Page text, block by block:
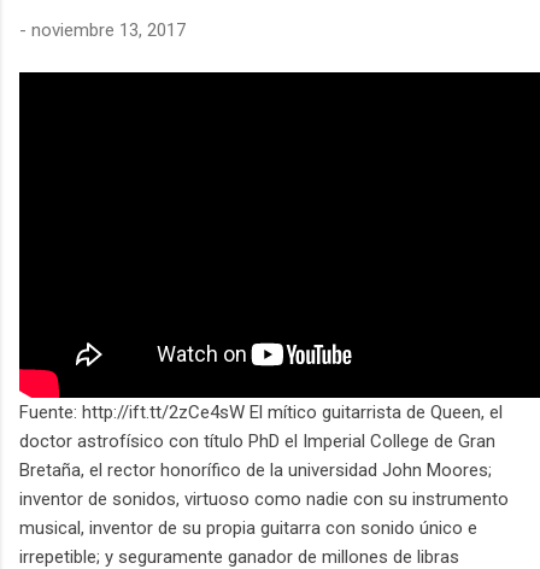
- noviembre 13, 2017
Fuente: http://ift.tt/2zCe4sW El mítico guitarrista de Queen, el
doctor astrofísico con título PhD el Imperial College de Gran
Bretaña, el rector honorífico de la universidad John Moores;
inventor de sonidos, virtuoso como nadie con su instrumento
musical, inventor de su propia guitarra con sonido único e
irrepetible; y seguramente ganador de millones de libras